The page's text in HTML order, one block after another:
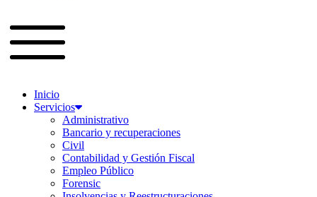
Inicio
Servicios
Administrativo
Bancario y recuperaciones
Civil
Contabilidad y Gestión Fiscal
Empleo Público
Forensic